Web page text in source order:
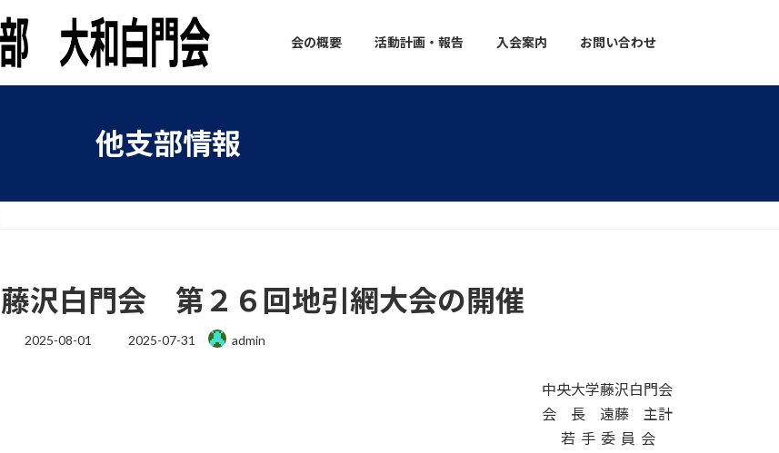
会の概要 活動計画・報告 入会案内 お問い合わせ
他支部情報
藤沢白門会 第２６回地引網大会の開催
2025-08-01
最
2025-07-31 admin
中央大学藤沢白門会
会 長 遠藤 主計
若 手 委 員 会